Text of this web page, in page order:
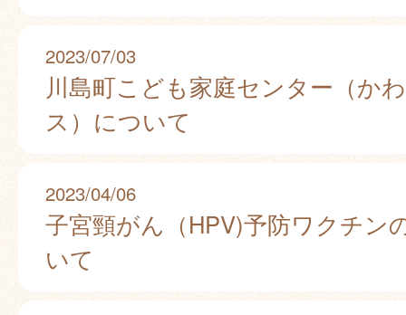
2023/07/03
川島町こども家庭センター（か
ス）について
2023/04/06
子宮頸がん（HPV)予防ワクチン
いて